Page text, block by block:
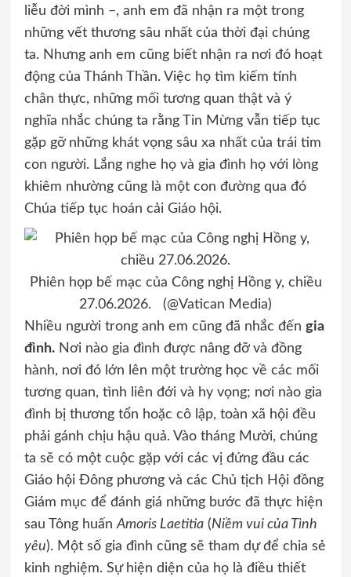
liễu đời mình –, anh em đã nhận ra một trong
những vết thương sâu nhất của thời đại chúng
ta. Nhưng anh em cũng biết nhận ra nơi đó hoạt
động của Thánh Thần. Việc họ tìm kiếm tính
chân thực, những mối tương quan thật và ý
nghĩa nhắc chúng ta rằng Tin Mừng vẫn tiếp tục
gặp gỡ những khát vọng sâu xa nhất của trái tim
con người. Lắng nghe họ và gia đình họ với lòng
khiêm nhường cũng là một con đường qua đó
Chúa tiếp tục hoán cải Giáo hội.
Phiên họp bế mạc của Công nghị Hồng y, chiều
27.06.2026. (@Vatican Media)
Nhiều người trong anh em cũng đã nhắc đến gia
đình.Nơi nào gia đình được nâng đỡ và đồng
hành, nơi đó lớn lên một trường học về các mối
tương quan, tình liên đới và hy vọng; nơi nào gia
đình bị thương tổn hoặc cô lập, toàn xã hội đều
phải gánh chịu hậu quả. Vào tháng Mười, chúng
ta sẽ có một cuộc gặp với các vị đứng đầu các
Giáo hội Đông phương và các Chủ tịch Hội đồng
Giám mục để đánh giá những bước đã thực hiện
sau Tông huấnAmoris Laetitia(Niềm vui của Tình
yêu). Một số gia đình cũng sẽ tham dự để chia sẻ
kinh nghiệm. Sự hiện diện của họ là điều thiết